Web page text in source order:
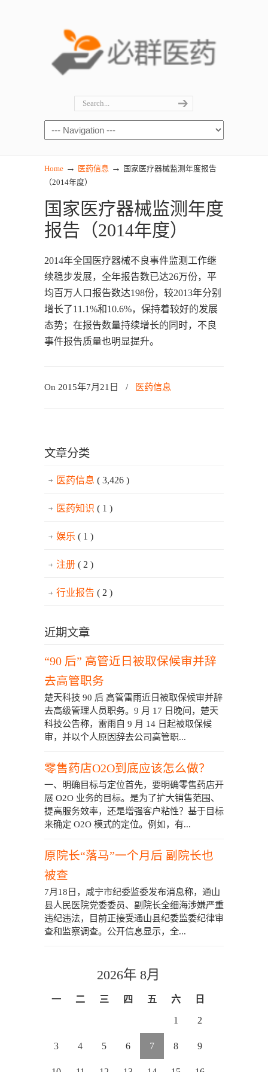
Home → 医药信息 → 国家医疗器械监测年度报告
（2014年度）
国家医疗器械监测年度
报告（2014年度）
2014年全国医疗器械不良事件监测工作继
续稳步发展，全年报告数已达26万份，平
均百万人口报告数达198份，较2013年分别
增长了11.1%和10.6%，保持着较好的发展
态势；在报告数量持续增长的同时，不良
事件报告质量也明显提升。
On 2015年7月21日 / 医药信息
文章分类
医药信息 ( 3,426 )
医药知识 ( 1 )
娱乐 ( 1 )
注册 ( 2 )
行业报告 ( 2 )
近期文章
“90 后” 高管近日被取保候审并辞
去高管职务
楚天科技 90 后 高管雷雨近日被取保候审并辞
去高级管理人员职务。9 月 17 日晚间，楚天
科技公告称，雷雨自 9 月 14 日起被取保候
审，并以个人原因辞去公司高管职...
零售药店O2O到底应该怎么做？
一、明确目标与定位首先，要明确零售药店开
展 O2O 业务的目标。是为了扩大销售范围、
提高服务效率，还是增强客户粘性？基于目标
来确定 O2O 模式的定位。例如，有...
原院长“落马”一个月后 副院长也
被查
7月18日，咸宁市纪委监委发布消息称，通山
县人民医院党委委员、副院长全细海涉嫌严重
违纪违法，目前正接受通山县纪委监委纪律审
查和监察调查。公开信息显示，全...
2026年 8月
一 二 三 四 五 六 日
1 2
3 4 5 6 7 8 9